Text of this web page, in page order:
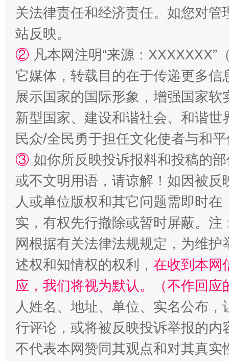
招工难、用工荒背后
关法律责任和经济责任。如您对
站反映。
② 凡本网注明“来源：
它媒体，转载目的在于传递更多
展示国家的国际形象，增强国家
新型国家、建设和谐社会、和谐
民众/全民勇于担任文化使者与和
③ 如你所反映投诉报料和投稿的
或不文明用语，请谅解！如因被
人或单位版权和其它问题需即时在
实，有权先行撤除或暂时屏蔽。
网根据有关法律法规规定，为维
述权和知情权的权利， 在收到本网
应，我们将视为默认。（不作回应
人姓名、地址、单位、实名公布
行评论，或将被反映投诉举报的
不代表本网赞同其观点和对其真实